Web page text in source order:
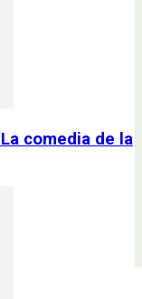
comedia de la